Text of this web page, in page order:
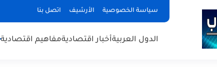
سياسة الخصوصية الأرشيف اتصل بنا
الدول العربيةأخبار اقتصاديةمفاهيم اقتصادية